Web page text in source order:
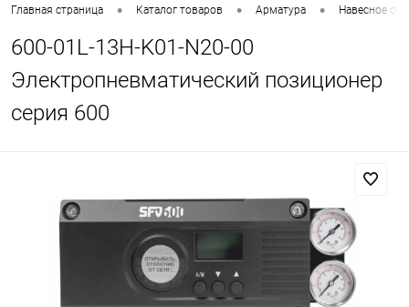
Главная страница • Каталог товаров • Арматура • Навесное
600-01L-13H-K01-N20-00
Электропневматический позиционер
серия 600